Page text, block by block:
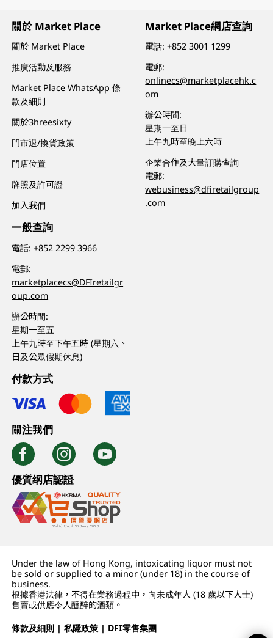
關於 Market Place
關於 Market Place
推廣活動及服務
Market Place WhatsApp 條
款及細則
關於3hreesixty
門市退/換貨政策
門店位置
牌照及許可證
加入我們
一般查詢
電話:+852 2299 3966
電郵:
marketplacecs@DFIretailgr
oup.com
辦公時間:
星期一至五
上午九時至下午五時 (星期六、
日及公眾假期休息)
Market Place網店查詢
電話:+852 3001 1299
電郵:
onlinecs@marketplacehk.c
om
辦公時間:
星期一至日
上午九時至晚上六時
企業合作及大量訂購查詢
電郵:
webusiness@dfiretailgroup
.com
付款方式
關注我們
優質纲店認證
Under the law of Hong Kong, intoxicating liquor must not
be sold or supplied to a minor (under 18) in the course of
business.
根據香港法律，不得在業務過程中，向未成年人 (18 歲以下人士)
售賣或供應令人醺醉的酒類。
條款及細則 |私隱政策 | DFI零售集團